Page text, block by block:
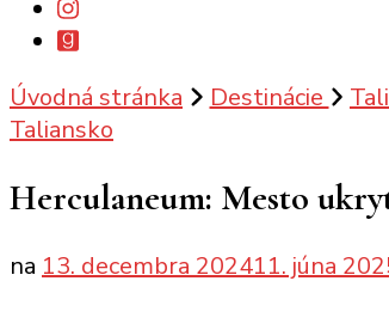
Úvodná stránka Destinácie
Taliansko
Herculaneum: Mesto
na 13. decembra 202411. júna